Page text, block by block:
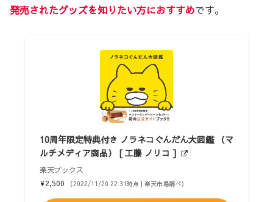
発売されたグッズを知りたい方におすすめです。
10周年限定特典付き ノラネコぐんだん大図鑑 （マ
ルチメディア商品） [ 工藤 ノリコ ]
楽天ブックス
¥2,500
（2022/11/20 22:31時点 | 楽天市場調べ）